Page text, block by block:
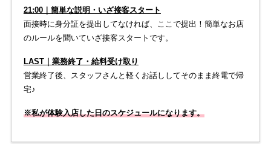
21:00｜簡単な説明・いざ接客スタート
面接時に身分証を提出してなければ、ここで提出！簡単なお店
のルールを聞いていざ接客スタートです。
LAST｜業務終了・給料受け取り
営業終了後、スタッフさんと軽くお話ししてそのまま終電で帰
宅♪
※私が体験入店した日のスケジュールになります。